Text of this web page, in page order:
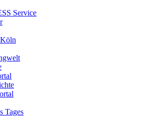
Service
Tages